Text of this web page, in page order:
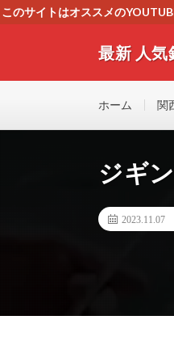
このサイトはオススメの
最新 人気
す！！
ホーム 関
ジギ
2023.11.07